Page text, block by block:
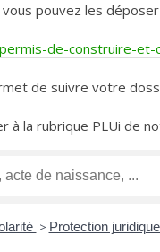
pouvez les
de-construire-
de suivre votre
à la rubrique PLUi de
> Protection